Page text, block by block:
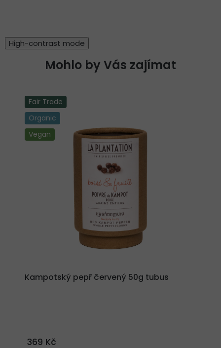
High-contrast mode
Mohlo by Vás zajímat
Fair Trade
Organic
Vegan
Kampotský pepř červený 50g tubus
369 Kč